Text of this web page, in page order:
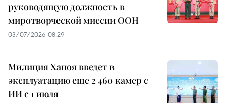
руководящую должность в
миротворческой миссии ООН
03/07/2026 08:29
Милиция Ханоя введет в
эксплуатацию еще 2 460 камер с
ИИ с 1 июля